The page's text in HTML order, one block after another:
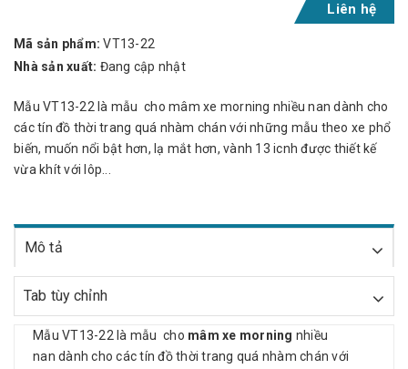
Liên hệ
Mã sản phẩm:VT13-22
Nhà sản xuất: Đang cập nhật
Mẫu VT13-22 là mẫu cho mâm xe morning nhiều nan dành cho
các tín đồ thời trang quá nhàm chán với những mẫu theo xe phổ
biến, muốn nổi bật hơn, lạ mắt hơn, vành 13 icnh được thiết kế
vừa khít với lôp...
Mô tả
Tab tùy chỉnh
Mẫu VT13-22 là mẫu cho mâm xe morning nhiều
nan dành cho các tín đồ thời trang quá nhàm chán với